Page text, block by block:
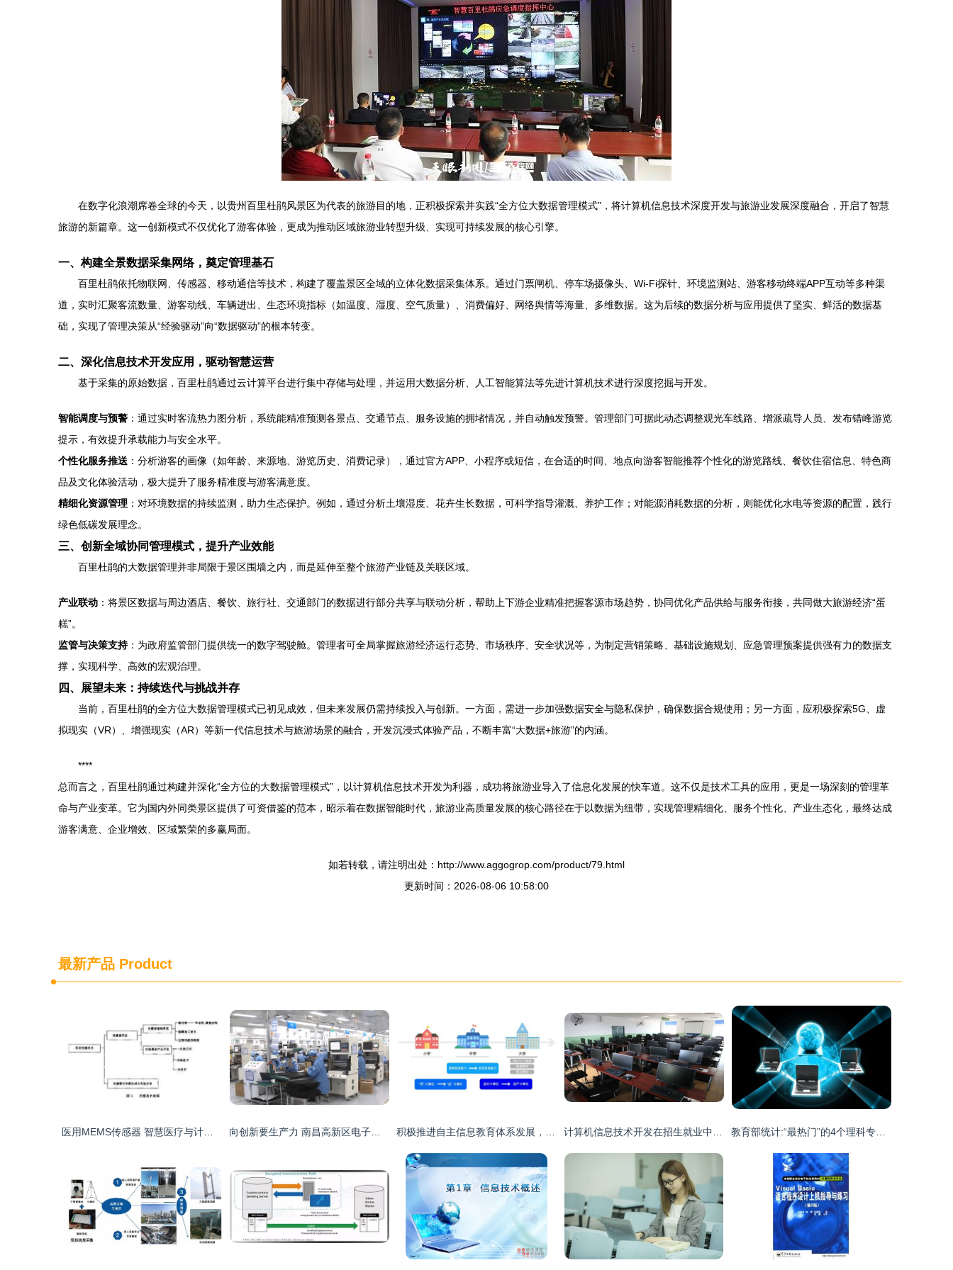
在数字化浪潮席卷全球的今天，以贵州百里杜鹃风景区为代表的旅游目的地，正积极探索并实践“全方位大数据管理模式”，将计算机信息技术深度开发与旅游业发展深度融合，开启了智慧
旅游的新篇章。这一创新模式不仅优化了游客体验，更成为推动区域旅游业转型升级、实现可持续发展的核心引擎。
一、构建全景数据采集网络，奠定管理基石
百里杜鹃依托物联网、传感器、移动通信等技术，构建了覆盖景区全域的立体化数据采集体系。通过门票闸机、停车场摄像头、Wi-Fi探针、环境监测站、游客移动终端APP互动等多种渠
道，实时汇聚客流数量、游客动线、车辆进出、生态环境指标（如温度、湿度、空气质量）、消费偏好、网络舆情等海量、多维数据。这为后续的数据分析与应用提供了坚实、鲜活的数据基
础，实现了管理决策从“经验驱动”向“数据驱动”的根本转变。
二、深化信息技术开发应用，驱动智慧运营
基于采集的原始数据，百里杜鹃通过云计算平台进行集中存储与处理，并运用大数据分析、人工智能算法等先进计算机技术进行深度挖掘与开发。
智能调度与预警 ：通过实时客流热力图分析，系统能精准预测各景点、交通节点、服务设施的拥堵情况，并自动触发预警。管理部门可据此动态调整观光车线路、增派疏导人员、发布错峰游览
提示，有效提升承载能力与安全水平。
个性化服务推送 ：分析游客的画像（如年龄、来源地、游览历史、消费记录），通过官方APP、小程序或短信，在合适的时间、地点向游客智能推荐个性化的游览路线、餐饮住宿信息、特色商
品及文化体验活动，极大提升了服务精准度与游客满意度。
精细化资源管理 ：对环境数据的持续监测，助力生态保护。例如，通过分析土壤湿度、花卉生长数据，可科学指导灌溉、养护工作；对能源消耗数据的分析，则能优化水电等资源的配置，践行
绿色低碳发展理念。
三、创新全域协同管理模式，提升产业效能
百里杜鹃的大数据管理并非局限于景区围墙之内，而是延伸至整个旅游产业链及关联区域。
产业联动 ：将景区数据与周边酒店、餐饮、旅行社、交通部门的数据进行部分共享与联动分析，帮助上下游企业精准把握客源市场趋势，协同优化产品供给与服务衔接，共同做大旅游经济“蛋
糕”。
监管与决策支持：为政府监管部门提供统一的数字驾驶舱。管理者可全局掌握旅游经济运行态势、市场秩序、安全状况等，为制定营销策略、基础设施规划、应急管理预案提供强有力的数据支
撑，实现科学、高效的宏观治理。
四、展望未来：持续迭代与挑战并存
当前，百里杜鹃的全方位大数据管理模式已初见成效，但未来发展仍需持续投入与创新。一方面，需进一步加强数据安全与隐私保护，确保数据合规使用；另一方面，应积极探索5G、虚
拟现实（VR）、增强现实（AR）等新一代信息技术与旅游场景的融合，开发沉浸式体验产品，不断丰富“大数据+旅游”的内涵。
****
总而言之，百里杜鹃通过构建并深化“全方位的大数据管理模式”，以计算机信息技术开发为利器，成功将旅游业导入了信息化发展的快车道。这不仅是技术工具的应用，更是一场深刻的管理革
命与产业变革。它为国内外同类景区提供了可资借鉴的范本，昭示着在数据智能时代，旅游业高质量发展的核心路径在于以数据为纽带，实现管理精细化、服务个性化、产业生态化，最终达成
游客满意、企业增效、区域繁荣的多赢局面。
如若转载，请注明出处：http://www.aggogrop.com/product/79.html
更新时间：2026-08-06 10:58:00
最新产品 Product